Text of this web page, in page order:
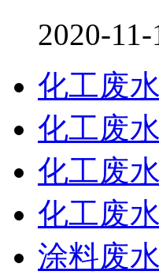
2020-11-
化工废
化工废
化工废
化工废
涂料废